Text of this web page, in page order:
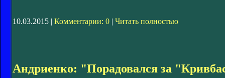
10.03.2015 | Комментарии: 0 | Читать полностью
Андриенко: "Порадовался за